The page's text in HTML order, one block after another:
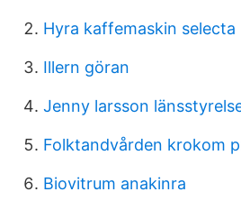
Hyra kaffemaskin selecta
Illern göran
Jenny larsson
Folktandvården krokom
Biovitrum anakinra